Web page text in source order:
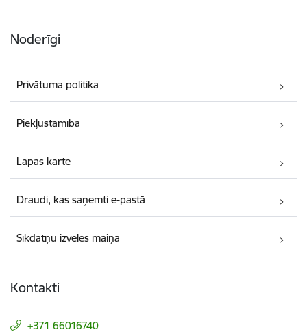
Noderīgi
Privātuma politika
Piekļūstamība
Lapas karte
Draudi, kas saņemti e-pastā
Sīkdatņu izvēles maiņa
Kontakti
+371 66016740